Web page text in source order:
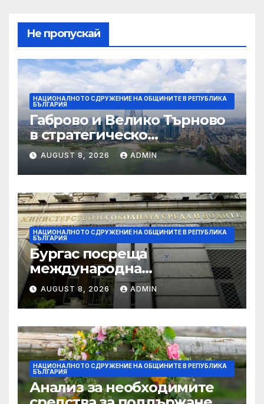
Не пропускай
НАЦИОНАЛНОТО СДРУЖЕНИЕ НА ОБЩИНИТЕ В РЕПУБЛИКА
БЪЛГАРИЯ
Габрово и Велико Търново
в стратегическо
партньорство към
спечелването на
Европейска столица на
културата 2032
AUGUST 8, 2026 ADMIN
НАЦИОНАЛНОТО СДРУЖЕНИЕ НА ОБЩИНИТЕ В РЕПУБЛИКА
БЪЛГАРИЯ
Бургас посреща
международна
конференция за
устойчивото развитие на
морските общности
AUGUST 8, 2026 ADMIN
НАЦИОНАЛНОТО СДРУЖЕНИЕ НА ОБЩИНИТЕ В РЕПУБЛИКА
БЪЛГАРИЯ
Анализ за необходимите